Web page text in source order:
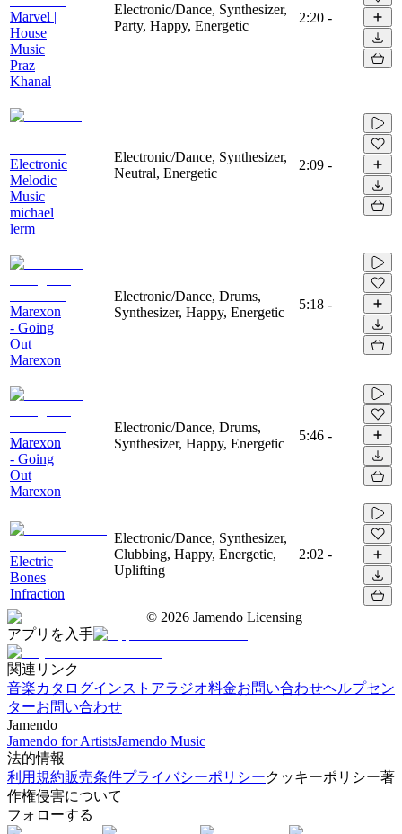
Marvel |
House
Music
Praz
Khanal
Electronic/Dance, Synthesizer,
Party, Happy, Energetic
2:20 -
Electronic
Melodic
Music
michael
lerm
Electronic/Dance, Synthesizer,
Neutral, Energetic
2:09 -
Marexon
- Going
Out
Marexon
Electronic/Dance, Drums,
Synthesizer, Happy, Energetic
5:18 -
Marexon
- Going
Out
Marexon
Electronic/Dance, Drums,
Synthesizer, Happy, Energetic
5:46 -
Electric
Bones
Infraction
Electronic/Dance, Synthesizer,
Clubbing, Happy, Energetic,
Uplifting
2:02 -
© 2026 Jamendo Licensing
アプリを入手
関連リンク
音楽カタログインストアラジオ料金お問い合わせヘルプセン
ターお問い合わせ
Jamendo
Jamendo for ArtistsJamendo Music
法的情報
利用規約販売条件プライバシーポリシークッキーポリシー著
作権侵害について
フォローする